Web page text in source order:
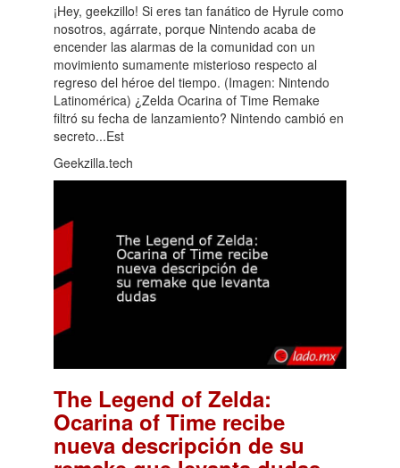
¡Hey, geekzillo! Si eres tan fanático de Hyrule como
nosotros, agárrate, porque Nintendo acaba de
encender las alarmas de la comunidad con un
movimiento sumamente misterioso respecto al
regreso del héroe del tiempo. (Imagen: Nintendo
Latinomérica) ¿Zelda Ocarina of Time Remake
filtró su fecha de lanzamiento? Nintendo cambió en
secreto...Est
Geekzilla.tech
The Legend of Zelda:
Ocarina of Time recibe
nueva descripción de su